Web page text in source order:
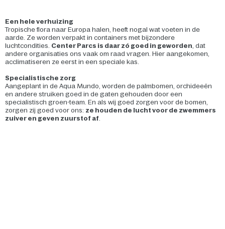
Een hele verhuizing
Tropische flora naar Europa halen, heeft nogal wat voeten in de
aarde. Ze worden verpakt in containers met bijzondere
luchtcondities. Center Parcs is daar zó goed in geworden , dat
andere organisaties ons vaak om raad vragen. Hier aangekomen,
acclimatiseren ze eerst in een speciale kas.
Specialistische zorg
Aangeplant in de Aqua Mundo, worden de palmbomen, orchideeën
en andere struiken goed in de gaten gehouden door een
specialistisch groen-team. En als wij goed zorgen voor de bomen,
zorgen zij goed voor ons: ze houden de lucht voor de zwemmers
zuiver en geven zuurstof af